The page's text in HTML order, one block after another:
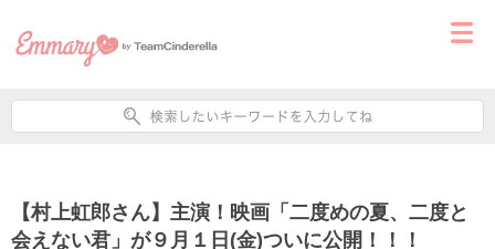
【村上虹郎さん】主演！映画「二度めの夏、二度と
会えない君」が９月１日(金)ついに公開！！！